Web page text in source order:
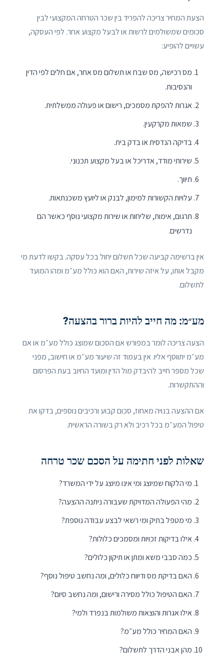
הצעת המחיר צריכה להפריד בין שכר הטרחה המקצועי לבין
סכומים שמשולמים לרשות או לבעל מקצוע אחר. לפי העסקה,
עשויים להופיע:
מס רכישה, מס שבח או תשלום מס אחר, אם חלים לפי הדין
והנסיבות.
אגרות להפקת מסמכים, רישום או פעולה ממשלתית.
שמאות מקרקעין.
בדיקה הנדסית או בדק בית.
שירותי מודד, אדריכל או בעל מקצוע תכנוני.
תיווך.
עלויות הקשורות למימון, לבנק או ליועץ משכנתאות.
תרגום, אימות, שליחות או שירות מקצועי נוסף כאשר הם
נדרשים.
אין ברשימה קביעה שכל תשלום יחול בכל עסקה. בקשו לדעת מי
מקבל אותו, על איזה שירות, האם הוא כולל מע״מ ומהו המועד
לתשלום.
מע״מ: מה חייב להיות ברור בהצעה?
הצעה צריכה לומר במפורש אם הסכום שמוצג כולל מע״מ או אם
מע״מ יתווסף אליו. אין בעמוד זה שיעור מע״מ או חישוב, מפני
שכל מספר חייב להיבדק מול הדין ומועד החיוב בעת הפרסום
וההתקשרות.
אם ההצעה בנויה מאחוז, סכום קבוע ורכיבים נוספים, בדקו את
טיפול המע״מ בכל רכיב ולא רק בשורה הראשית.
שאלות לפני חתימה על הסכם שכר טרחה
מי הלקוח שמיוצג ומי אינו מיוצג על ידי המשרד?
מהי הפעולה המדויקת שעבורה ניתנה ההצעה?
מי מטפל בתיק ומי רשאי לבצע עבודה נוספת?
אילו בדיקות זכויות ומסמכים כלולות?
כמה סבבי משא ומתן או תיקון כלולים?
האם בדיקת מס ודיווח כלולים, ומה נחשב טיפול נוסף?
האם הטיפול כולל מסירה ורישום, ומה נחשב סיום?
אילו אגרות והוצאות משולמות בנפרד ולמי?
האם המחיר כולל מע״מ?
מהן אבני הדרך לתשלום?